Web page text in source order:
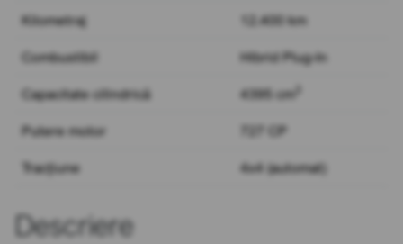
Kilometraj 12.400 km
Combustibil Hibrid Plug-In
Capacitate cilindrică 4395 cm
Putere motor 727 CP
Tracțiune 4x4 (automat)
Descriere